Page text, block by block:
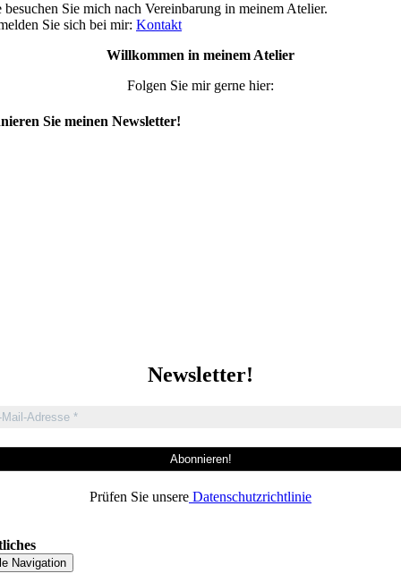
besuchen Sie mich nach Vereinbarung in meinem Atelier.
Sie sich bei mir: Kontakt
Willkommen in meinem Atelier
Folgen Sie mir gerne hier:
Sie meinen Newsletter!
Newsletter!
Prüfen Sie unsere Datenschutzrichtlinie
Navigation